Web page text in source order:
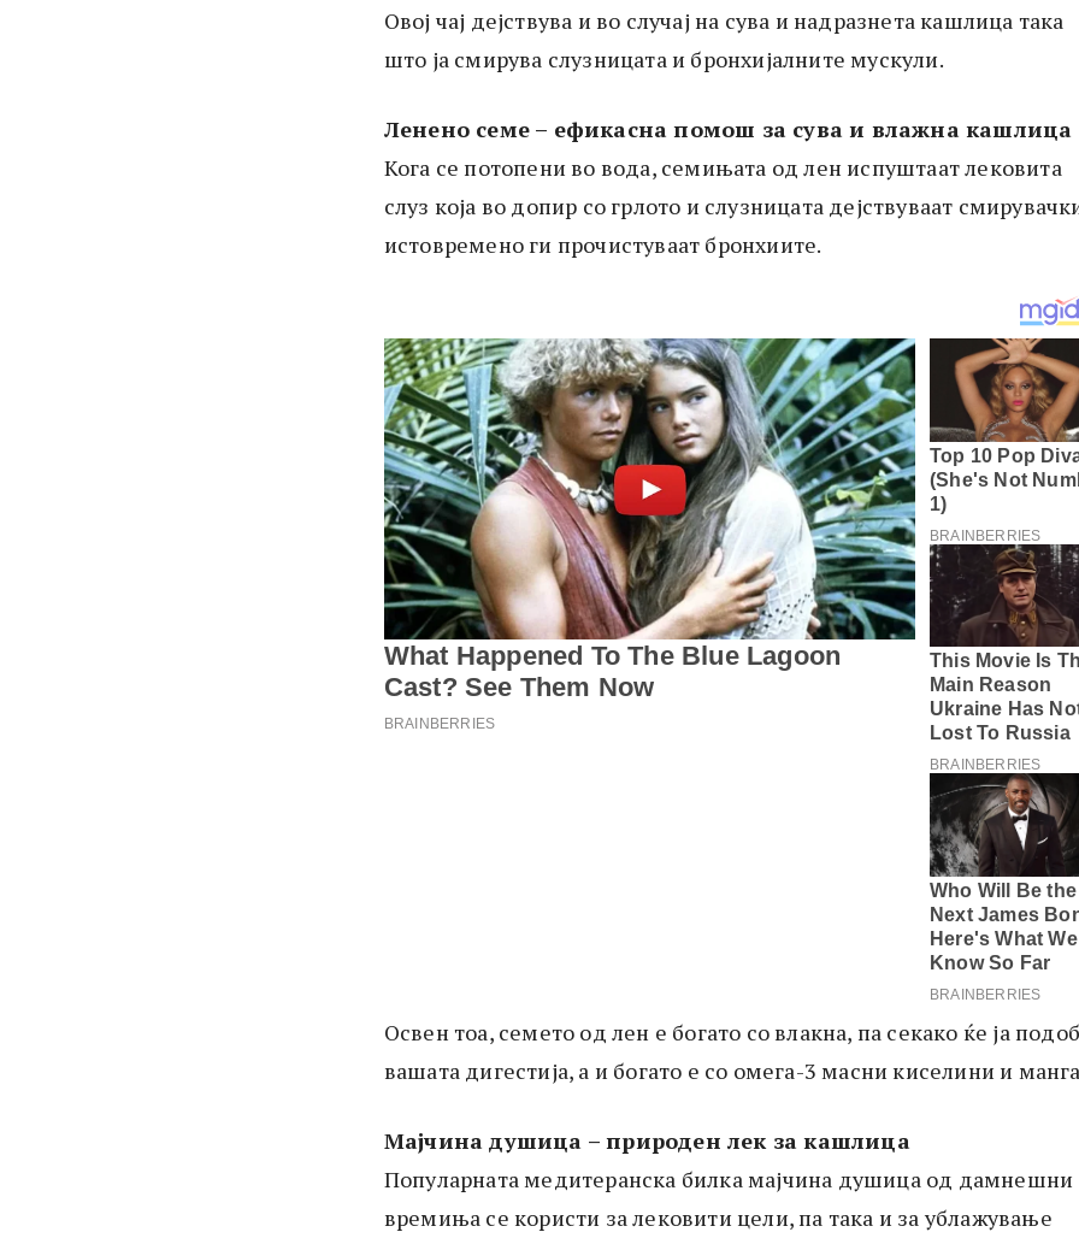
Овој чај дејствува и во случај на сува и надразнета кашлица така
што ја смирува слузницата и бронхијалните мускули.
Ленено семе – ефикасна помош за сува и влажна кашлица
Кога се потопени во вода, семињата од лен испуштаат лековита
слуз која во допир со грлото и слузницата дејствуваат
истовремено ги прочистуваат бронхиите.
Освен тоа, семето од лен е богато со влакна, па секако ќе ја
вашата дигестија, а и богато е со омега-3 масни киселини и
Мајчина душица – природен лек за кашлица
Популарната медитеранска билка мајчина душица од дамнешни
времиња се користи за лековити цели, па така и за ублажување